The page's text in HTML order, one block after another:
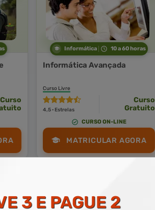
Curso
Informática 10 a 60 horas
Informática Avançada
Curso Livre
4,5 · Estrelas
Curso
Gratuito
CURSO ON-LINE
MATRICULAR AGORA
3 E PAGUE 2